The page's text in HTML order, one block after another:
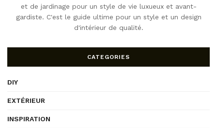
et de jardinage pour un style de vie luxueux et avant-
gardiste. C'est le guide ultime pour un style et un design
d'intérieur de qualité.
CATEGORIES
DIY
EXTÉRIEUR
INSPIRATION